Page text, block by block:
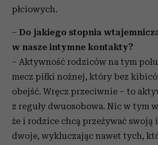
płciowych.
– Do jakiego stopnia
w nasze intymne kontakty?
– Aktywność rodziców na tym
mecz piłki nożnej, który bez
obejść. Wręcz przeciwnie – to
z reguły dwuosobowa. Nic w tym
że i rodzice chcą przeżywać swoją
dwoje, wykluczając nawet tych,